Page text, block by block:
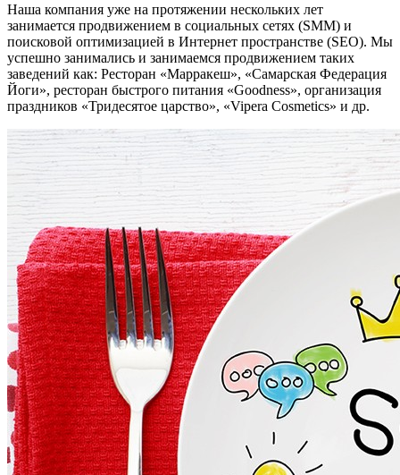
Наша компания уже на протяжении нескольких лет
занимается продвижением в социальных сетях (SMM) и
поисковой оптимизацией в Интернет пространстве (SEO). Мы
успешно занимались и занимаемся продвижением таких
заведений как: Ресторан «Марракеш», «Самарская Федерация
Йоги», ресторан быстрого питания «Goodness», организация
праздников «Тридесятое царство», «Vipera Cosmetics» и др.